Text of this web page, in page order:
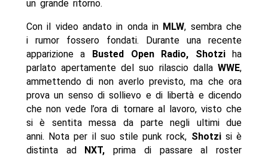
un grande ritorno.
Con il video andato in onda in MLW, sembra che
i rumor fossero fondati. Durante una recente
apparizione a
Busted Open Radio, Shotziha
parlato apertamente del suo rilascio dallaWWE,
ammettendo di non averlo previsto, ma che ora
prova un senso di sollievo e di libertà e dicendo
che non vede l’ora di tornare al lavoro, visto che
si è sentita messa da parte negli ultimi due
anni. Nota per il suo stile punk rock, Shotzisi è
distinta ad
NXT,prima di passare al roster